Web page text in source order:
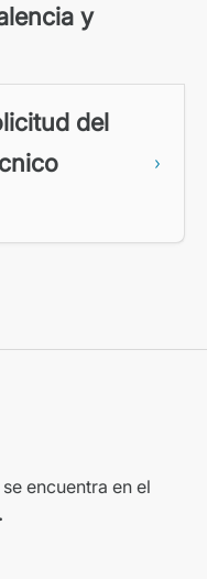
y
del
se encuentra en el